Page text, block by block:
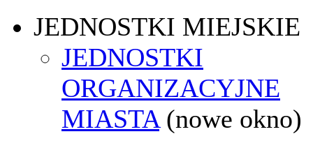
JEDNOSTKI MIEJSKIE
JEDNOSTKI
ORGANIZACYJNE
MIASTA (nowe okno)